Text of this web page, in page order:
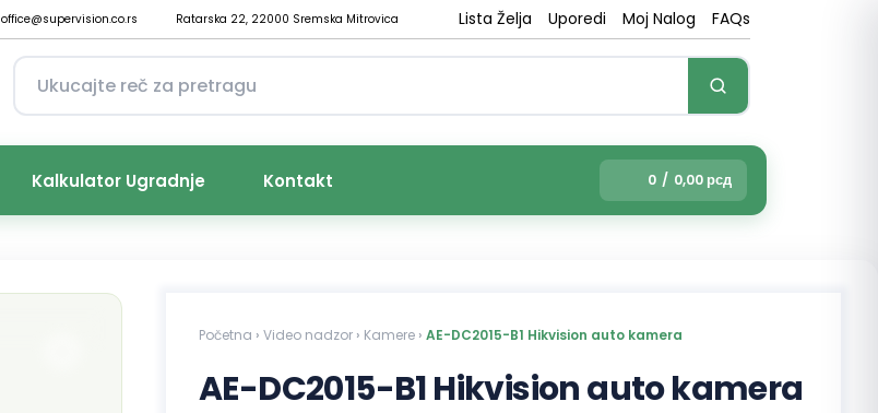
office@supervision.co.rs Ratarska 22, 22000 Sremska Mitrovica Lista Želja Uporedi Moj Nalog FAQs
Kalkulator Ugradnje Kontakt 0 / 0,00 рсд
Početna › Video nadzor › Kamere › AE-DC2015-B1 Hikvision auto kamera
AE-DC2015-B1 Hikvision auto kamera